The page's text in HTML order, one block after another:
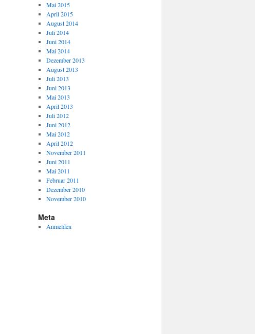
Mai 2015
April 2015
August 2014
Juli 2014
Juni 2014
Mai 2014
Dezember 2013
August 2013
Juli 2013
Juni 2013
Mai 2013
April 2013
Juli 2012
Juni 2012
Mai 2012
April 2012
November 2011
Juni 2011
Mai 2011
Februar 2011
Dezember 2010
November 2010
Meta
Anmelden